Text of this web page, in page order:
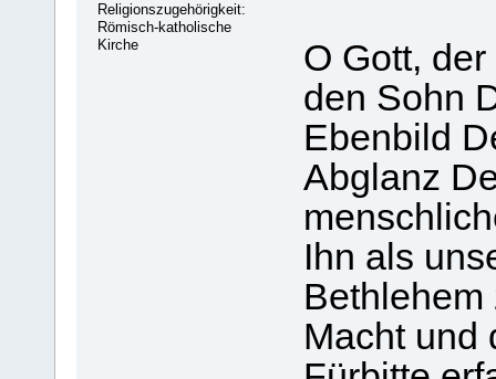
Religionszugehörigkeit:
Römisch-katholische
Kirche
O Gott,
den Sohn
Ebenbild
Abglanz
Ihn als
Macht und